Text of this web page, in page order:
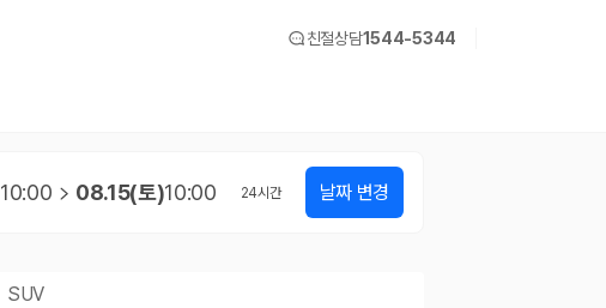
친절상담1544-5344
10:00 08.15(토)10:00 24시간 날짜 변경
SUV